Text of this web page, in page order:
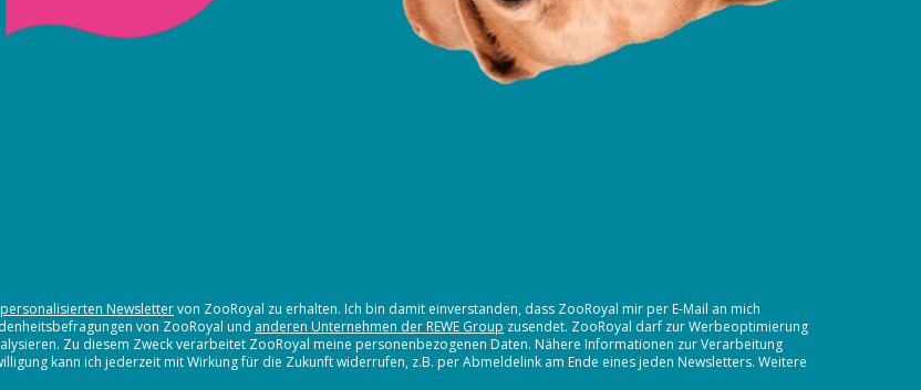
personalisierten Newslettervon ZooRoyal zu erhalten. Ich bin damit einverstanden, dass ZooRoyal mir per E-Mail an mich
von ZooRoyal und anderen Unternehmen der REWE Group zusendet. ZooRoyal darf zur Werbeoptimierung
Zu diesem Zweck verarbeitet ZooRoyal meine personenbezogenen Daten. Nähere Informationen zur Verarbeitung
kann ich jederzeit mit Wirkung für die Zukunft widerrufen, z.B. per Abmeldelink am Ende eines jeden Newsletters. Weitere